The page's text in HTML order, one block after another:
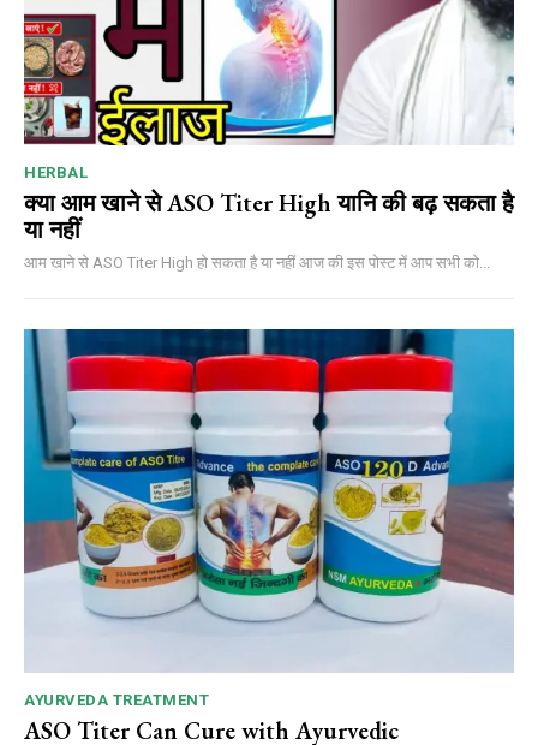
HERBAL
क्या आम खाने से ASO Titer High यानि की बढ़ सकता है
या नहीं
आम खाने से ASO Titer High हो सकता है या नहीं आज की इस पोस्ट में आप सभी को...
AYURVEDA TREATMENT
ASO Titer Can Cure with Ayurvedic